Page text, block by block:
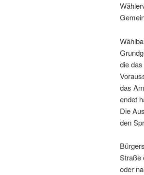
die
das
endet
Die
den
Straße
oder